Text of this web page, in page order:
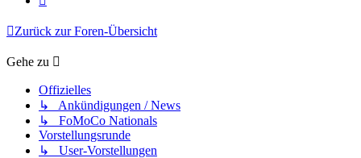
Zurück zur Foren-Übersicht
Gehe zu
Offizielles
↳ Ankündigungen / News
↳ FoMoCo Nationals
Vorstellungsrunde
↳ User-Vorstellungen